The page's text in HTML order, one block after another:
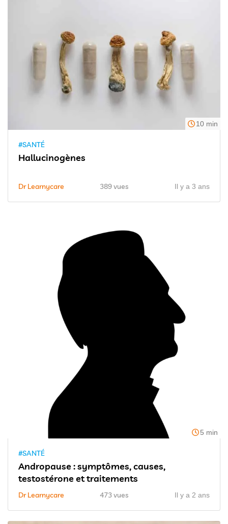
10 min
#SANTÉ
Hallucinogènes
Dr Learnycare 389 vues Il y a 3 ans
5 min
#SANTÉ
Andropause : symptômes, causes,
testostérone et traitements
Dr Learnycare 473 vues Il y a 2 ans